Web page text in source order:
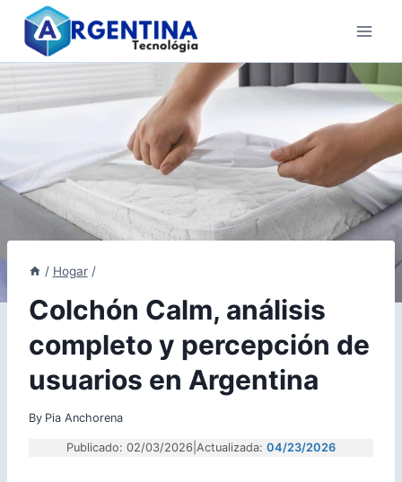
Skip
content
/ Hogar /
Colchón Calm, análisis
completo y percepción de
usuarios en Argentina
By Pia Anchorena
Publicado: 02/03/2026 Actualizada: 04/23/2026